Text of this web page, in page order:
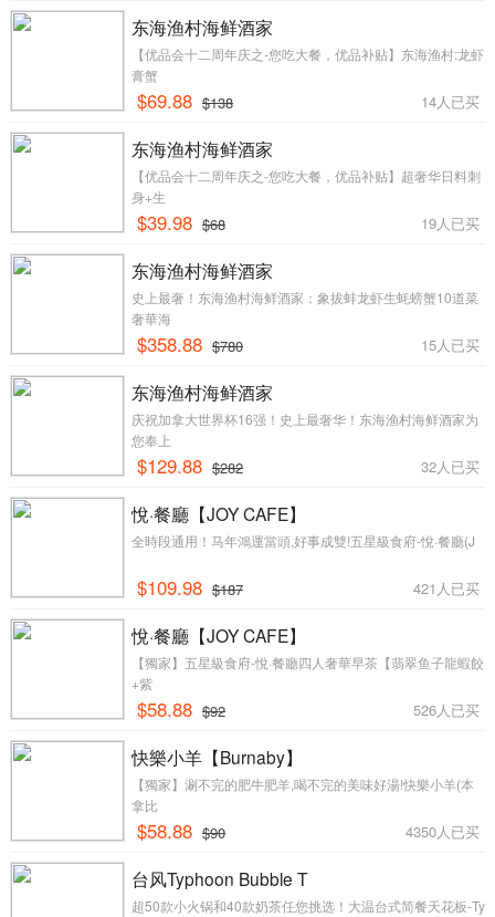
东海渔村海鲜酒家
【优品会十二周年庆之-您吃大餐，优品补贴】东海渔村:龙虾
膏蟹
$69.88 $138 14人已买
东海渔村海鲜酒家
【优品会十二周年庆之-您吃大餐，优品补贴】超奢华日料刺
身+生
$39.98 $68 19人已买
东海渔村海鲜酒家
史上最奢！东海渔村海鲜酒家：象拔蚌龙虾生蚝螃蟹10道菜
奢華海
$358.88 $780 15人已买
东海渔村海鲜酒家
庆祝加拿大世界杯16强！史上最奢华！东海渔村海鲜酒家为
您奉上
$129.88 $282 32人已买
悅·餐廳【JOY CAFE】
全時段通用！马年鴻運當頭,好事成雙!五星級食府-悅·餐廳(J
$109.98 $187 421人已买
悅·餐廳【JOY CAFE】
【獨家】五星級食府-悅·餐廳四人奢華早茶【翡翠鱼子龍蝦餃
+紫
$58.88 $92 526人已买
快樂小羊【Burnaby】
【獨家】涮不完的肥牛肥羊,喝不完的美味好湯!快樂小羊(本
拿比
$58.88 $90 4350人已买
台风Typhoon Bubble T
超50款小火锅和40款奶茶任您挑选！大温台式简餐天花板-Ty